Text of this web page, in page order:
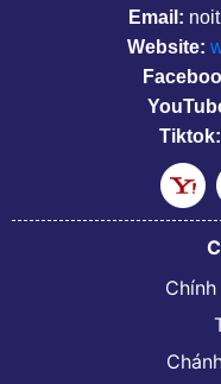
Email:
Website:
Tiktok: